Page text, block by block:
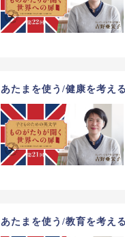
あたまを使う/健康を考え
あたまを使う/教育を考え